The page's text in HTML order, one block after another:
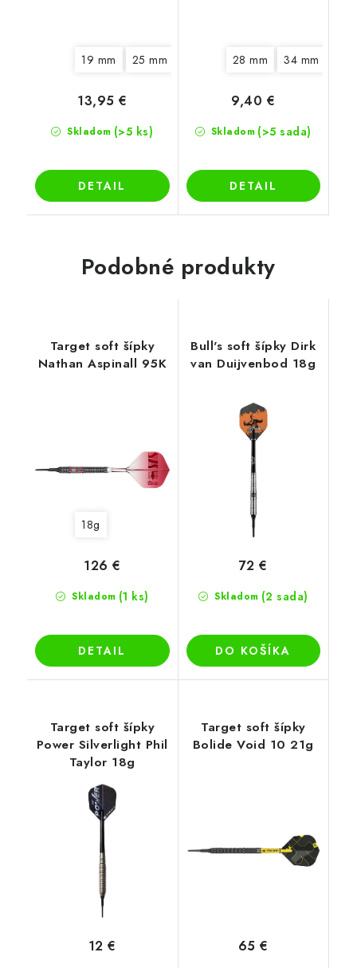
19 mm 25 mm
Skladom (>5 ks)
13,95 €
DETAIL
28 mm 34 mm
Skladom (>5 sada)
9,40 €
DETAIL
Podobné produkty
Target soft šípky
Nathan Aspinall 95K
18g
Skladom (1 ks)
126 €
DETAIL
Bull's soft šípky Dirk
van Duijvenbod 18g
Skladom (2 sada)
72 €
DO KOŠÍKA
Target soft šípky
Power Silverlight Phil
Taylor 18g
12 €
Target soft šípky
Bolide Void 10 21g
65 €